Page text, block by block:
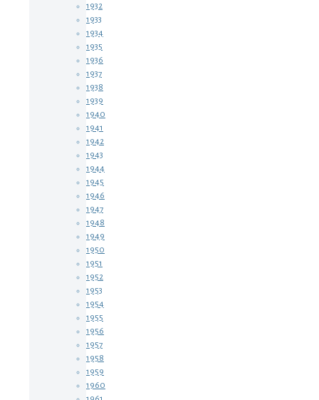
1932
1933
1934
1935
1936
1937
1938
1939
1940
1941
1942
1943
1944
1945
1946
1947
1948
1949
1950
1951
1952
1953
1954
1955
1956
1957
1958
1959
1960